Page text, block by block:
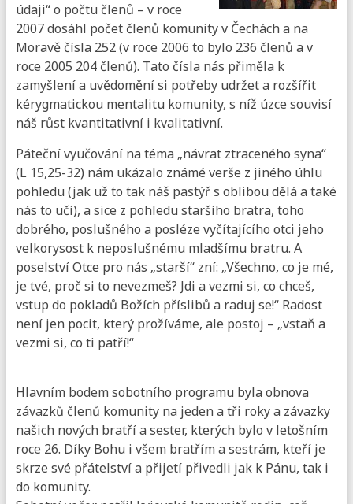
údaji“ o počtu členů – v roce
2007 dosáhl počet členů komunity v Čechách a na
Moravě čísla 252 (v roce 2006 to bylo 236 členů a v
roce 2005 204 členů). Tato čísla nás přiměla k
zamyšlení a uvědomění si potřeby udržet a rozšířit
kérygmatickou mentalitu komunity, s níž úzce souvisí
náš růst kvantitativní i kvalitativní.
Páteční vyučování na téma „návrat ztraceného syna“
(L 15,25-32) nám ukázalo známé verše z jiného úhlu
pohledu (jak už to tak náš pastýř s oblibou dělá a také
nás to učí), a sice z pohledu staršího bratra, toho
dobrého, poslušného a posléze vyčítajícího otci jeho
velkorysost k neposlušnému mladšímu bratru. A
poselství Otce pro nás „starší“ zní: „Všechno, co je mé,
je tvé, proč si to nevezmeš? Jdi a vezmi si, co chceš,
vstup do pokladů Božích příslibů a raduj se!“ Radost
není jen pocit, který prožíváme, ale postoj – „vstaň a
vezmi si, co ti patří!“
Hlavním bodem sobotního programu byla obnova
závazků členů komunity na jeden a tři roky a závazky
našich nových bratří a sester, kterých bylo v letošním
roce 26. Díky Bohu i všem bratřím a sestrám, kteří je
skrze své přátelství a přijetí přivedli jak k Pánu, tak i
do komunity.